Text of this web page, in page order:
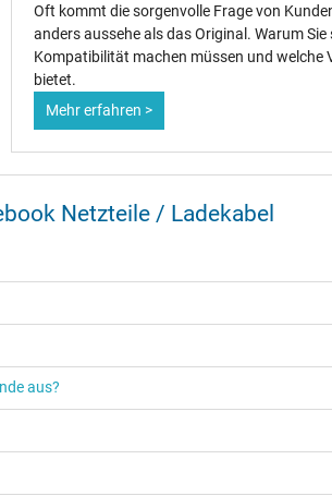
Netzteil
Notebook / Laptop
Oft kommt die sorgenvolle Frage von
anders aussehe als das Original. Warum Sie
Kompatibilität machen müssen und welche
bietet.
Mehr erfahren >
Netzteile / Ladekabel
aus?